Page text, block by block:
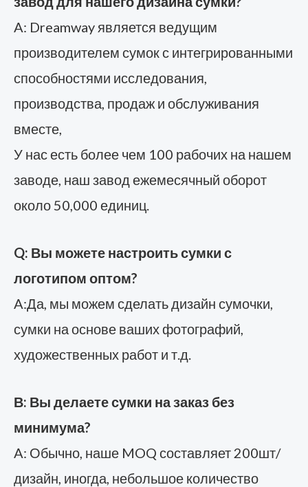
A: Dreamway является ведущим
производителем сумок с интегрированными
способностями исследования,
производства, продаж и обслуживания
вместе,
У нас есть более чем 100 рабочих на нашем
заводе, наш завод ежемесячный оборот
около 50,000 единиц.
Q: Вы можете настроить сумки с
логотипом оптом?
A:Да, мы можем сделать дизайн сумочки,
сумки на основе ваших фотографий,
художественных работ и т.д.
В: Вы делаете сумки на заказ без
минимума?
A: Обычно, наше MOQ составляет 200шт/
дизайн, иногда, небольшое количество